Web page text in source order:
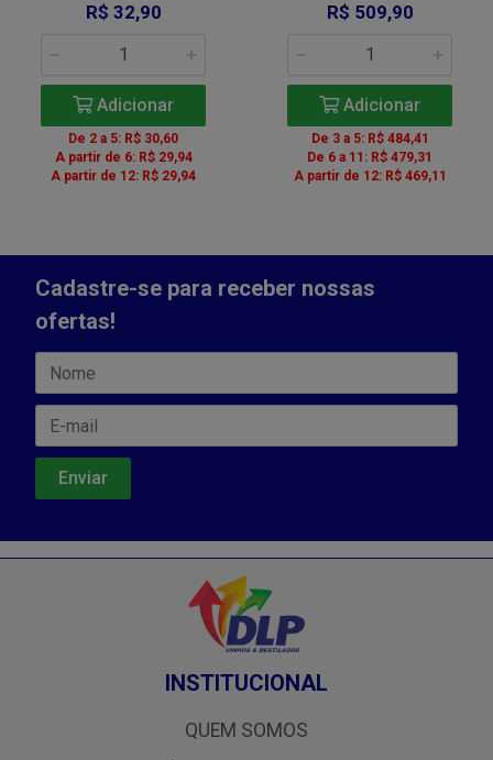
R$ 32,90
Adicionar
De 2 a 5: R$ 30,60
A partir de 6: R$ 29,94
A partir de 12: R$ 29,94
R$ 509,90
Adicionar
De 3 a 5: R$ 484,41
De 6 a 11: R$ 479,31
A partir de 12: R$ 469,11
Cadastre-se para receber nossas
ofertas!
INSTITUCIONAL
QUEM SOMOS